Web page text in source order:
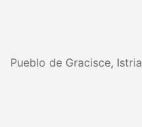
Pueblo de Gracisce, Istria